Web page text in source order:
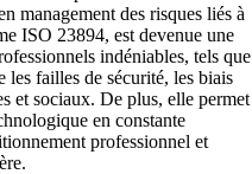
management des risques liés à
ISO 23894, est devenue une
indéniables, tels que
les failles de sécurité, les biais
et sociaux. De plus, elle permet
en constante
professionnel et